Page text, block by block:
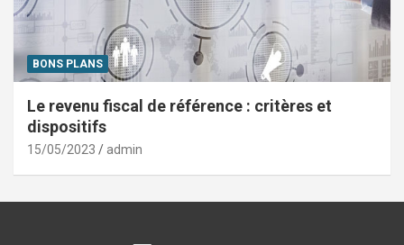
BONS PLANS
Le revenu fiscal de référence : critères et
dispositifs
15/05/2023 admin